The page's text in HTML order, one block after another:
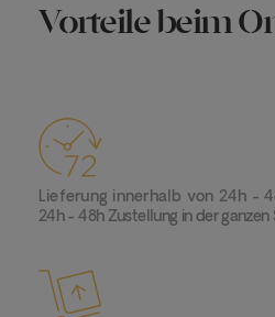
Vorteile beim
Lieferung innerhalb von 24h -
24h - 48h Zustellung in der ganzen